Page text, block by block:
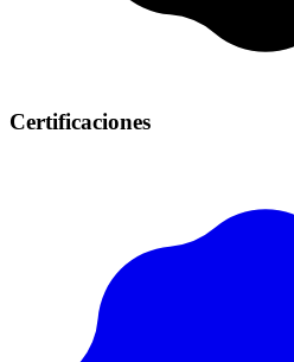
Certificaciones